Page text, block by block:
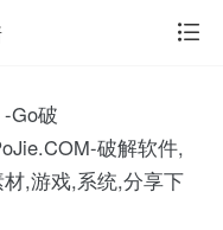
Go破
破解软件,
,游戏,系统,分享下